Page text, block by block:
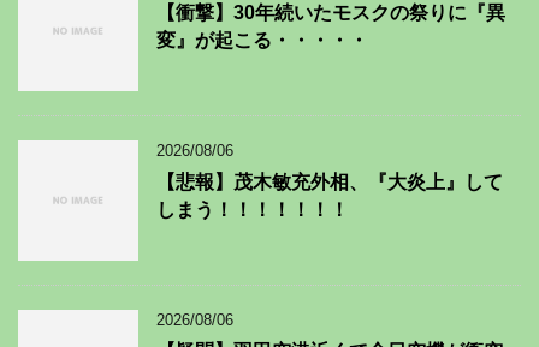
【衝撃】30年続いたモスクの祭りに『異
変』が起こる・・・・・
2026/08/06
【悲報】茂木敏充外相、『大炎上』して
しまう！！！！！！！
2026/08/06